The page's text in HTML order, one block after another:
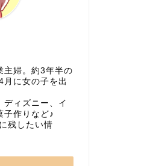
主婦。約3年半の
に女の子を出
ディズニー、イ
子作りなど♪
残したい情